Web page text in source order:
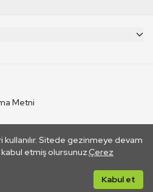
Sitede gezinmeye devam
kabul etmiş olursunuz.Çerez
Kabul et
Metni
Bağlantı yoluyla gidilen dış